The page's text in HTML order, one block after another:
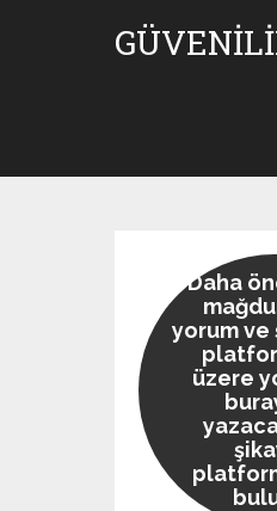
Daha
yorum
üzere